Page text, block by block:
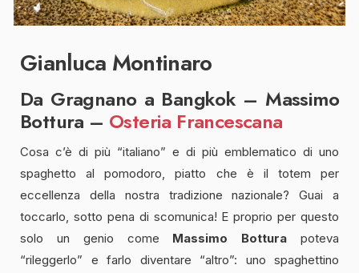
Gianluca Montinaro
Da Gragnano a Bangkok – Massimo
Bottura – Osteria Francescana
Cosa c’è di più “italiano” e di più emblematico di uno
spaghetto al pomodoro, piatto che è il totem per
eccellenza della nostra tradizione nazionale? Guai a
toccarlo, sotto pena di scomunica! E proprio per questo
solo un genio come Massimo Bottura poteva
“rileggerlo” e farlo diventare “altro”: uno spaghettino